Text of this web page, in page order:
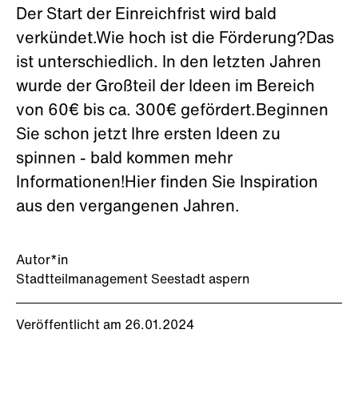
Autor*in
Stadtteilmanagement Seestadt aspern
Veröffentlicht am 26.01.2024
Der Start der Einreichfrist wird bald
verkündet.Wie hoch ist die Förderung?Das
ist unterschiedlich. In den letzten Jahren
wurde der Großteil der Ideen im Bereich
von 60€ bis ca. 300€ gefördert.Beginnen
Sie schon jetzt Ihre ersten Ideen zu
spinnen - bald kommen mehr
Informationen!Hier finden Sie Inspiration
aus den vergangenen Jahren.